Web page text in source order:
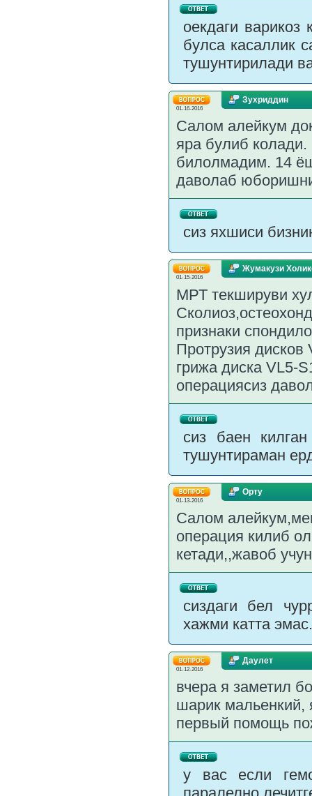
оекдаги варикоз
булса касаллик
тушунтирилади
01-16-2016
Зухриддин
Салом алейкум
яра булиб колади.
билолмадим. 14
даволаб
сиз яхшиси
01-15-2016
Жумакузи
МРТ текшируви
признаки
Протрузия дисков
грижа диска VL5-
операциясиз
сиз баен
тушунтираман
01-13-2016
Орту
Салом
операция килиб
кетади,,жавоб
сиздаги бел
хажми катта
01-12-2016
Даулет
вчера я заметил
шарик мальенкий,
первый помощь
у вас если